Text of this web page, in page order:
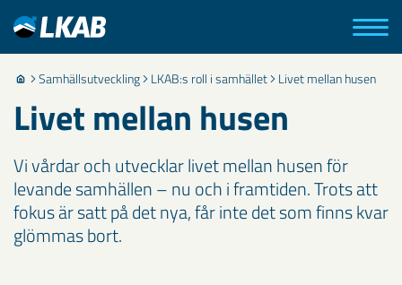
Samhällsutveckling LKAB:s roll i samhället Livet mellan husen
Livet mellan husen
Vi vårdar och utvecklar livet mellan husen för
levande samhällen – nu och i framtiden. Trots att
fokus är satt på det nya, får inte det som finns kvar
glömmas bort.